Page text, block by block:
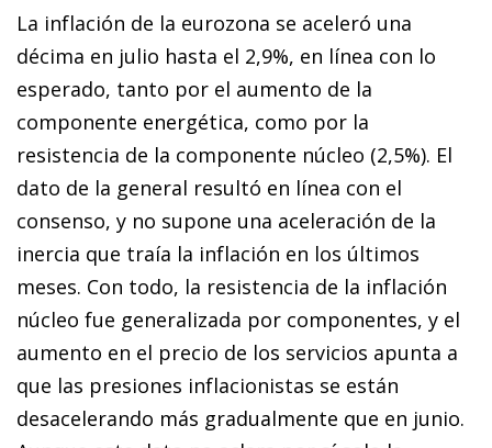
La inflación de la eurozona se aceleró una
décima en julio hasta el 2,9%, en línea con lo
esperado, tanto por el aumento de la
componente energética, como por la
resistencia de la componente núcleo (2,5%). El
dato de la general resultó en línea con el
consenso, y no supone una aceleración de la
inercia que traía la inflación en los últimos
meses. Con todo, la resistencia de la inflación
núcleo fue generalizada por componentes, y el
aumento en el precio de los servicios apunta a
que las presiones inflacionistas se están
desacelerando más gradualmente que en junio.